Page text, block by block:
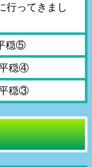
行ってきまし
穏⑤
穏④
穏③